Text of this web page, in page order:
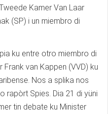
Kamer Van Laar
(SP) i un miembro di
ku entre otro miembro di
van Kappen (VVD) ku
Nos a splika nos
rapòrt Spies. Dia 21 di yüni
tin debate ku Minister